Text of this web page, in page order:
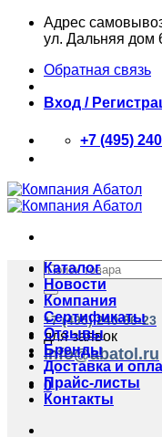
Skip
Адрес
ул. Дальняя дом
Обратная связь
Вход /
+7 (495)
Искать:
+7 (495) 240-86-23
для заявок
info@abatol.ru
0
Каталог
Новости
Компания
Сертификаты
Отзывы
Бренды
Доставка и
Прайс-листы
Контакты